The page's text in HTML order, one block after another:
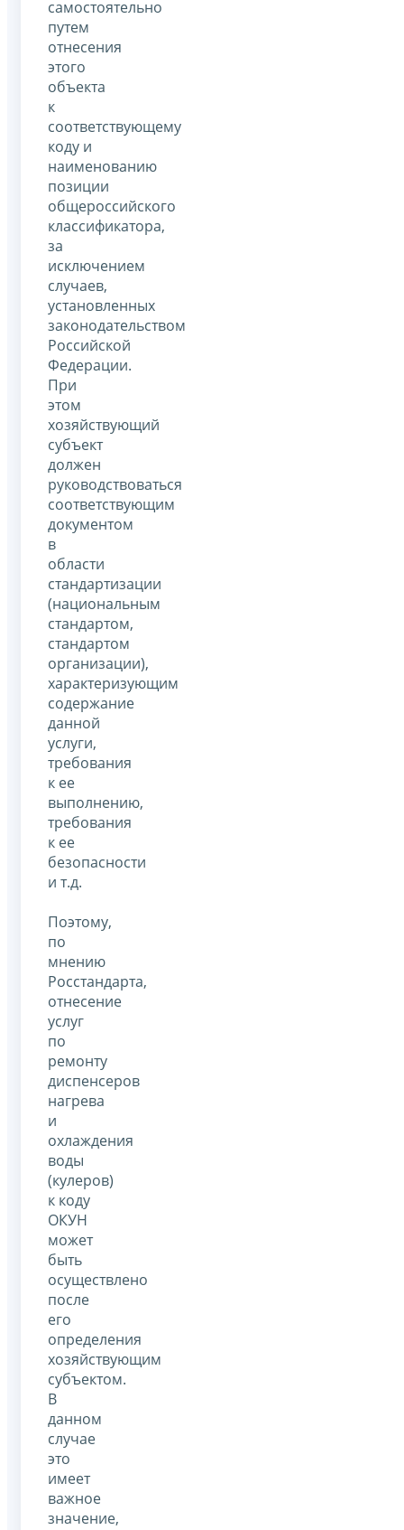
самостоятельно
путем
отнесения
этого
объекта
к
соответствующему
коду и
наименованию
позиции
общероссийского
классификатора,
за
исключением
случаев,
установленных
законодательством
Российской
Федерации.
При
этом
хозяйствующий
субъект
должен
руководствоваться
соответствующим
документом
в
области
стандартизации
(национальным
стандартом,
стандартом
организации),
характеризующим
содержание
данной
услуги,
требования
к ее
выполнению,
требования
к ее
безопасности
и т.д.
Поэтому,
по
мнению
Росстандарта,
отнесение
услуг
по
ремонту
диспенсеров
нагрева
и
охлаждения
воды
(кулеров)
к коду
ОКУН
может
быть
осуществлено
после
его
определения
хозяйствующим
субъектом.
В
данном
случае
это
имеет
важное
значение,